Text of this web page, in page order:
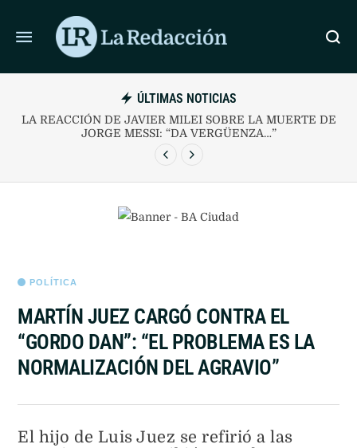
ÚLTIMAS NOTICIAS
LA REACCIÓN DE JAVIER MILEI SOBRE LA MUERTE
JORGE MESSI: “DA VERGÜENZA…”
POLÍTICA
MARTÍN JUEZ CARGÓ CONTRA EL
“GORDO DAN”: “EL PROBLEMA ES LA
NORMALIZACIÓN DEL AGRAVIO”
El hijo de Luis Juez se refirió a las